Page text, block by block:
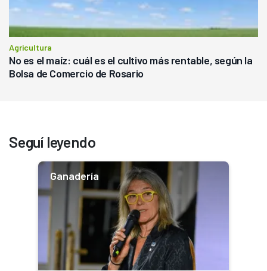
Agricultura
No es el maíz: cuál es el cultivo más rentable, según la
Bolsa de Comercio de Rosario
Seguí leyendo
Ganadería